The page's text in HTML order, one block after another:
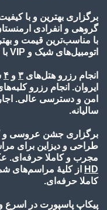
برگزاری بهترین و با
گروهی و انفرادی
با مناسب‌ترین قیمت و
اتومبیل‌های شیک و VIP با رانندگان مجرب و پارسی‌زبان.
انجام رزرو هتل‌های ۳ و ۴
ایروان. انجام رزرو
امن و دسترسی عالی.
سالیانه.
برگزاری جشن عروسی و
طراحی و دیزاین برای
مجرب و کاملا حرفه‌ای.
HD
از کلیۀ مراسم‌های
کاملا حرفه‌ای.
پیکاپ پاسپورت در اسرع